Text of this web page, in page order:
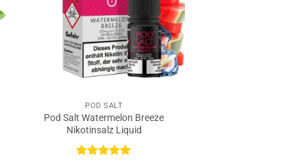
POD SALT
Pod Salt Watermelon Breeze
Nikotinsalz Liquid